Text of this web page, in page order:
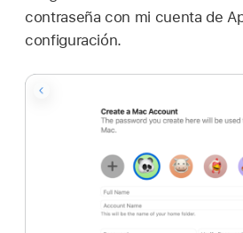
contraseña con mi cuenta de
configuración.